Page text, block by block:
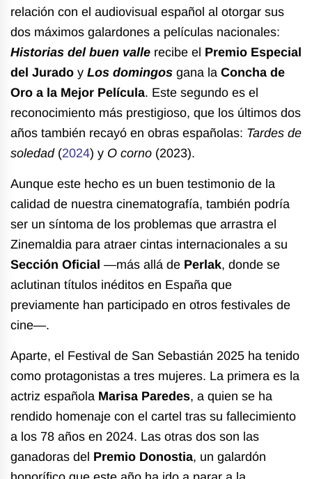
relación con el audiovisual español al otorgar sus
dos máximos galardones a películas nacionales:
Historias del buen valle recibe el Premio Especial
del Jurado y Los domingos gana la Concha de
Oro a la Mejor Película. Este segundo es el
reconocimiento más prestigioso, que los últimos dos
años también recayó en obras españolas: Tardes de
soledad(2024) y O corno (2023).
Aunque este hecho es un buen testimonio de la
calidad de nuestra cinematografía, también podría
ser un síntoma de los problemas que arrastra el
Zinemaldia para atraer cintas internacionales a su
Sección Oficial —más allá de Perlak, donde se
aclutinan títulos inéditos en España que
previamente han participado en otros festivales de
cine—.
Aparte, el Festival de San Sebastián 2025 ha tenido
como protagonistas a tres mujeres. La primera es la
actriz española Marisa Paredes, a quien se ha
rendido homenaje con el cartel tras su fallecimiento
a los 78 años en 2024. Las otras dos son las
ganadoras del Premio Donostia, un galardón